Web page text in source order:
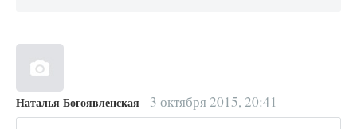
Наталья Богоявленская 3 октября 2015, 20:41